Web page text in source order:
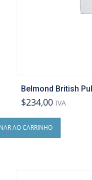
Belmond British
$234,00 IVA
AO CARRINHO